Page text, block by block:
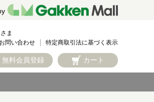
ま
お問い合わせ 特定商取引法に基づく表示
無料会員登録 カート